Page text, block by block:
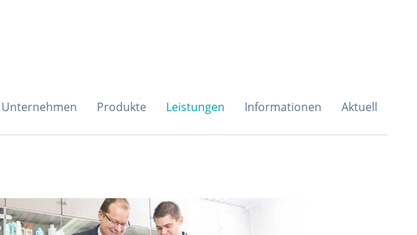
Unternehmen Produkte Leistungen Informationen Aktuell